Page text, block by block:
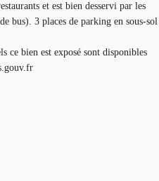
et est bien desservi par les
bus). 3 places de parking en sous-sol
ce bien est exposé sont disponibles